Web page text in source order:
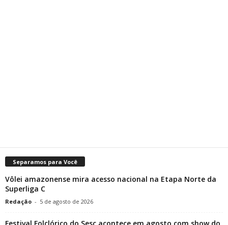
Separamos para Você
Vôlei amazonense mira acesso nacional na Etapa Norte da
Superliga C
Redação - 5 de agosto de 2026
Festival Folclórico do Sesc acontece em agosto com show do